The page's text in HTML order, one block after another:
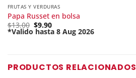
FRUTAS Y VERDURAS
Papa Russet en bolsa
$13.00 Original
price
was:
$9.90
*Valido hasta 8 Aug 2026
Current
PRODUCTOS RELACIONADOS